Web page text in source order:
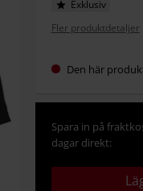
Exklusiv
Fler produktdetaljer
Den här
Spara in på
dagar direkt: